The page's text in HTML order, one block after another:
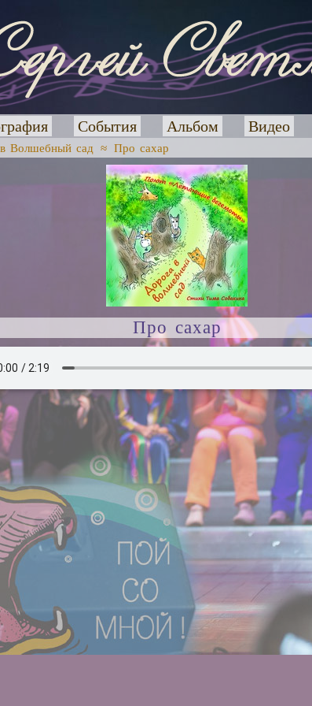
События Альбом Видео
Волшебный сад ≈ Про сахар
Про сахар